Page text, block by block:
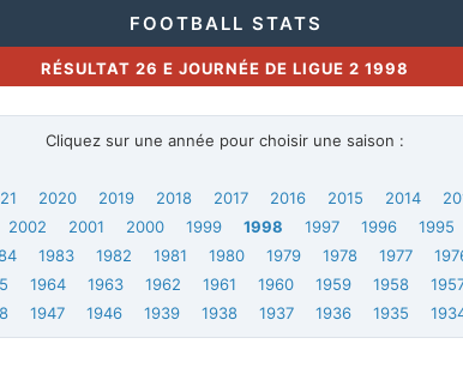
FOOTBALL STATS
RÉSULTAT 26 E JOURNÉE DE LIGUE 2 1998
Cliquez sur une année pour choisir une saison :
2020 2019 2018 2017 2016 2015 2014
2002 2001 2000 1999 1998 1997 1996 1995
1983 1982 1981 1980 1979 1978 1977
1964 1963 1962 1961 1960 1959 1958
1947 1946 1939 1938 1937 1936 1935